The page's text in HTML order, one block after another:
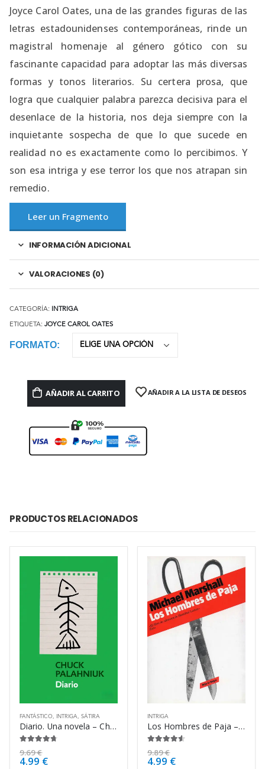
Joyce Carol Oates, una de las grandes figuras de las
letras estadounidenses contemporáneas, rinde un
magistral homenaje al género gótico con su
fascinante capacidad para adoptar las más diversas
formas y tonos literarios. Su certera prosa, que
logra que cualquier palabra parezca decisiva para el
desenlace de la historia, nos deja siempre con la
inquietante sospecha de que lo que sucede en
realidad no es exactamente como lo percibimos. Y
son esa intriga y ese terror los que nos atrapan sin
remedio.
Leer un Fragmento
INFORMACIÓN ADICIONAL
VALORACIONES (0)
CATEGORÍA: INTRIGA
ETIQUETA: JOYCE CAROL OATES
FORMATO
AÑADIR AL CARRITO AÑADIR A LA LISTA DE DESEOS
PRODUCTOS RELACIONADOS
FANTÁSTICO INTRIGA SÁTIRA
Diario. Una novela – Chuck Palahniuk
9.69€
4.99 €
INTRIGA
Los Hombres de Paja – Michael Marshall Smith
9.89€
4.99 €